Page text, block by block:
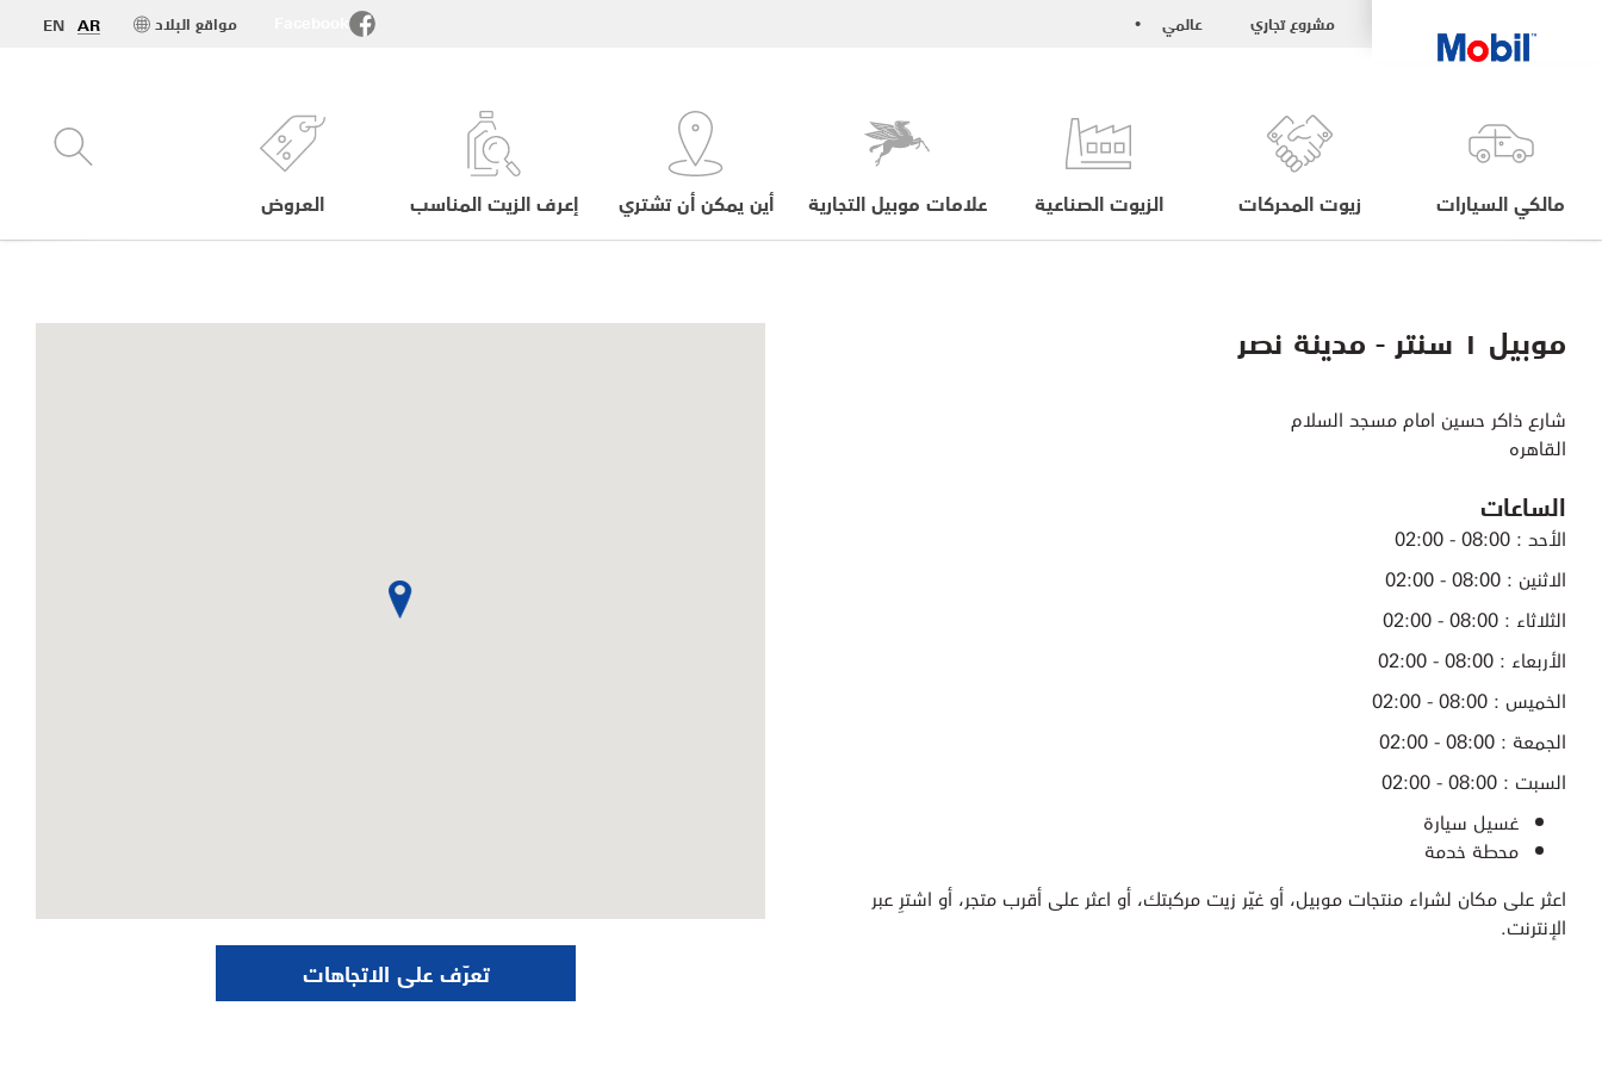
مشروع تجاري • عالمي EN AR مواقع البلاد
العروض إعرف الزيت المناسب أين يمكن أن تشتري علامات موبيل التجارية الزيوت الصناعية زيوت المحركات مالكي السيارات
موبيل ١ سنتر - مدينة نصر
شارع ذاكر حسين امام مسجد السلام
القاهره
الساعات
الأحد : 08:00 - 02:00
الاثنين : 08:00 - 02:00
الثلاثاء : 08:00 - 02:00
الأربعاء : 08:00 - 02:00
الخميس : 08:00 - 02:00
الجمعة : 08:00 - 02:00
السبت : 08:00 - 02:00
غسيل سيارة
محطة خدمة
اعثر على مكان لشراء منتجات موبيل، أو غيّر زيت مركبتك، أو اعثر على أقرب متجر، أو اشترِ عبر
الإنترنت.
تعرّف على الاتجاهات